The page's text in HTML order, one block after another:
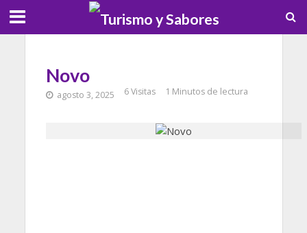
Novo
agosto 3, 2025 6 Visitas 1 Minutos de lectura